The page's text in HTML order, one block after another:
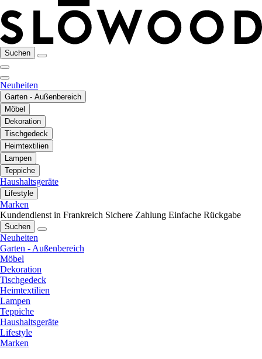
Suchen
Neuheiten
Garten - Außenbereich
Möbel
Dekoration
Tischgedeck
Heimtextilien
Lampen
Teppiche
Haushaltsgeräte
Lifestyle
Marken
Kundendienst in Frankreich Sichere Zahlung Einfache Rückgabe
Suchen
Neuheiten
Garten - Außenbereich
Möbel
Dekoration
Tischgedeck
Heimtextilien
Lampen
Teppiche
Haushaltsgeräte
Lifestyle
Marken